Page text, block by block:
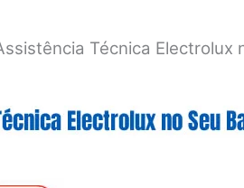
Técnica Electrolux